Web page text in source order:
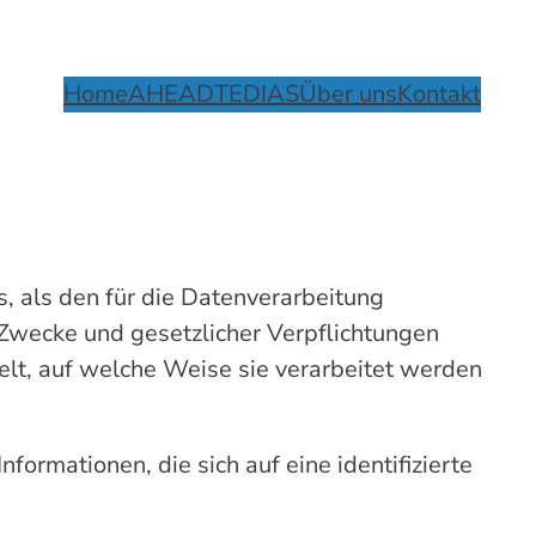
HomeAHEADTEDIASÜber unsKontakt
als den für die Datenverarbeitung
und gesetzlicher Verpflichtungen
auf welche Weise sie verarbeitet werden
die sich auf eine identifizierte